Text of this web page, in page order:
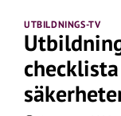
UTBILDNINGS-TV